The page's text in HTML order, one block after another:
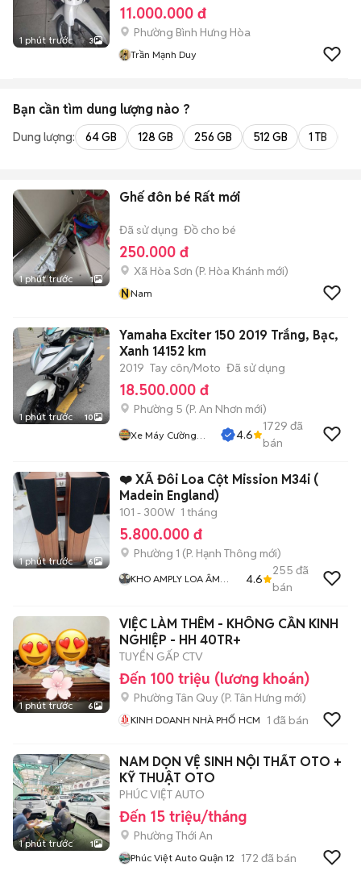
1 phút trước 3
11.000.000 đ
Phường Bình Hưng Hòa
Trần Mạnh Duy
Bạn cần tìm dung lượng nào ?
Dung lượng: 64 GB 128 GB 256 GB 512 GB 1 TB
1 phút trước 1
Ghế đôn bé Rất mới
Đã sử dụng Đồ cho bé
250.000 đ
Xã Hòa Sơn (P. Hòa Khánh mới)
NNam
1 phút trước 10
Yamaha Exciter 150 2019 Trắng, Bạc,
Xanh 14152 km
2019 Tay côn/Moto Đã sử dụng
18.500.000 đ
Phường 5 (P. An Nhơn mới)
Xe Máy Cường
4.6
1729 đã
bán
1 phút trước 6
❤️ XÃ Đôi Loa Cột Mission M34i (
Madein England)
101 - 300W 1 tháng
5.800.000 đ
Phường 1 (P. Hạnh Thông mới)
KHO AMPLY LOA ÂM
4.6
255 đã
bán
1 phút trước 6
VIỆC LÀM THÊM - KHÔNG CẦN KINH
NGHIỆP - HH 40TR+
TUYỂN GẤP CTV
Đến 100 triệu (lương khoán)
Phường Tân Quy (P. Tân Hưng mới)
KINH DOANH NHÀ PHỐ HCM 1 đã bán
1 phút trước 1
NAM DỌN VỆ SINH NỘI THẤT OTO +
KỸ THUẬT OTO
PHÚC VIỆT AUTO
Đến 15 triệu/tháng
Phường Thới An
Phúc Việt Auto Quận 12 172 đã bán